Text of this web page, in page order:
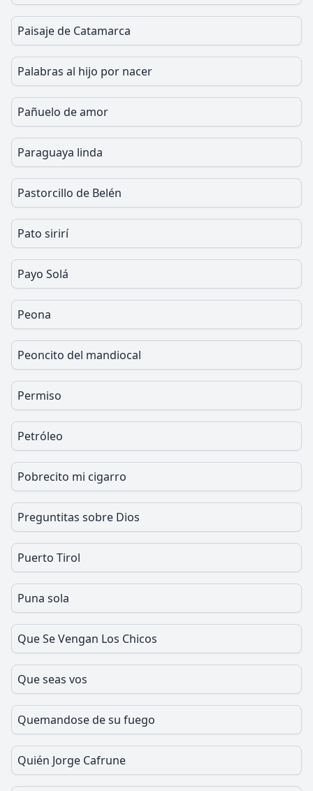
Paisaje de Catamarca
Palabras al hijo por nacer
Pañuelo de amor
Paraguaya linda
Pastorcillo de Belén
Pato sirirí
Payo Solá
Peona
Peoncito del mandiocal
Permiso
Petróleo
Pobrecito mi cigarro
Preguntitas sobre Dios
Puerto Tirol
Puna sola
Que Se Vengan Los Chicos
Que seas vos
Quemandose de su fuego
Quién Jorge Cafrune